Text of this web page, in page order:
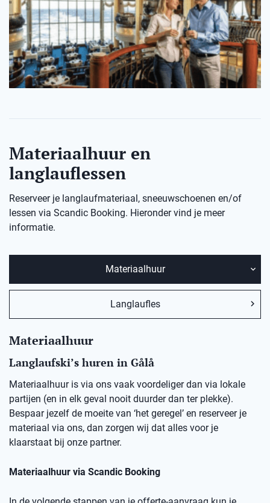
Materiaalhuur en
langlauflessen
Reserveer je langlaufmateriaal, sneeuwschoenen en/of
lessen via Scandic Booking. Hieronder vind je meer
informatie.
Materiaalhuur
Langlaufles
Materiaalhuur
Langlaufski’s huren in Gålå
Materiaalhuur is via ons vaak voordeliger dan via lokale
partijen (en in elk geval nooit duurder dan ter plekke).
Bespaar jezelf de moeite van ‘het geregel’ en reserveer je
materiaal via ons, dan zorgen wij dat alles voor je
klaarstaat bij onze partner.
Materiaalhuur via Scandic Booking